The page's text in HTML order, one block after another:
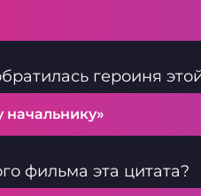
героиня
начальнику»
фильма эта цитата?